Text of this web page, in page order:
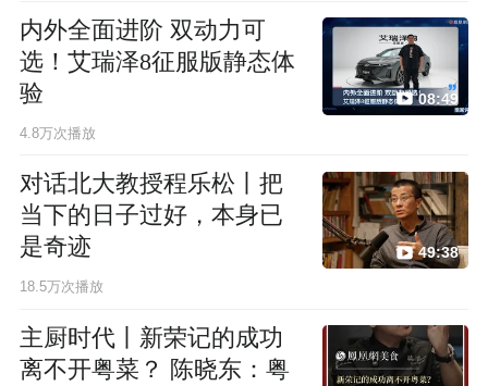
内外全面进阶 双动力可
选！艾瑞泽8征服版静态体
验
4.8万次播放
08:49
对话北大教授程乐松丨把
当下的日子过好，本身已
是奇迹
18.5万次播放
49:38
主厨时代丨新荣记的成功
离不开粤菜？ 陈晓东：粤